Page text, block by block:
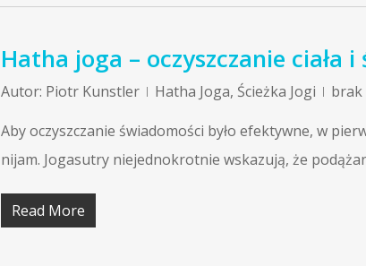
Hatha joga – oczyszczanie ciała
Autor: Piotr Kunstler Hatha Joga, Ścieżka Jogi
brak
Aby oczyszczanie świadomości było efektywne, w
nijam. Jogasutry niejednokrotnie wskazują, że
Read More